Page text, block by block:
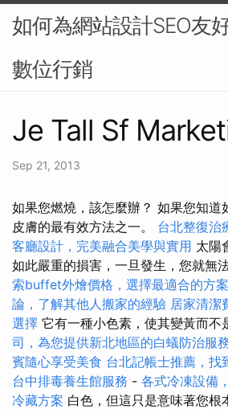
如何為網站設計SEO友
數位行銷
Je Tall Sf
Sep 21, 2013
如果您燃燒，該怎麼辦？ 如果您知道
皮膚的最有效方法之一。 台北整復治
客廳設計，完美融合美學與實用 太陽
如此嚴重的損害，一旦發生，您就無
索buffet外燴價格，選擇最適合的方案
論，了解其他人搬家的經驗 居家清潔
選擇 它有一種小色素，使其變黃而不
司，為您提供新北地區的白蟻防治服
賓隨心享受美食 台北記帳士推薦，找
台中排毒養生館服務 - 各式冷凍設備
冷藏方案 白色，但這只是意味著您根